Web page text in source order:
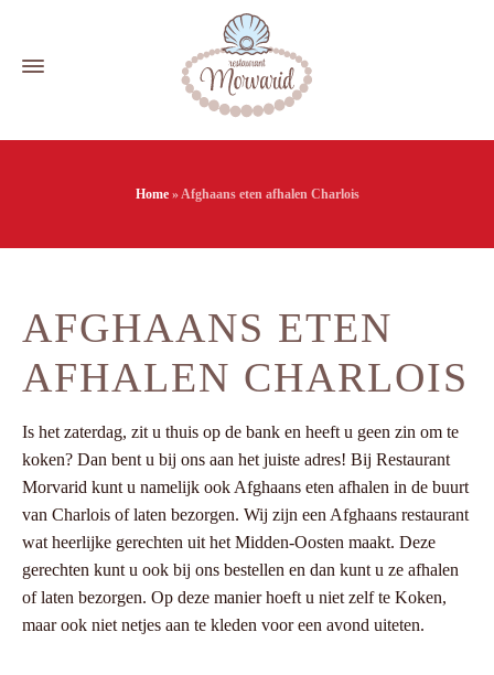
Home»Afghaans eten afhalen Charlois
AFGHAANS ETEN
AFHALEN CHARLOIS
Is het zaterdag, zit u thuis op de bank en heeft u geen zin om te
koken? Dan bent u bij ons aan het juiste adres! Bij Restaurant
Morvarid kunt u namelijk ook Afghaans eten afhalen in de buurt
van Charlois of laten bezorgen. Wij zijn een Afghaans restaurant
wat heerlijke gerechten uit het Midden-Oosten maakt. Deze
gerechten kunt u ook bij ons bestellen en dan kunt u ze afhalen
of laten bezorgen. Op deze manier hoeft u niet zelf te Koken,
maar ook niet netjes aan te kleden voor een avond uiteten.